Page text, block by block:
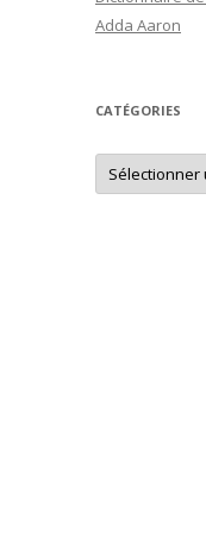
Adda Aaron
CATÉGORIES
Catégories